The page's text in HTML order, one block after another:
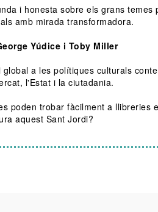
i honesta sobre els grans
amb mirada transformadora.
Yúdice i Toby Miller
a les polítiques culturals
l'Estat i la ciutadania.
poden trobar fàcilment a llibreries
aquest Sant Jordi?